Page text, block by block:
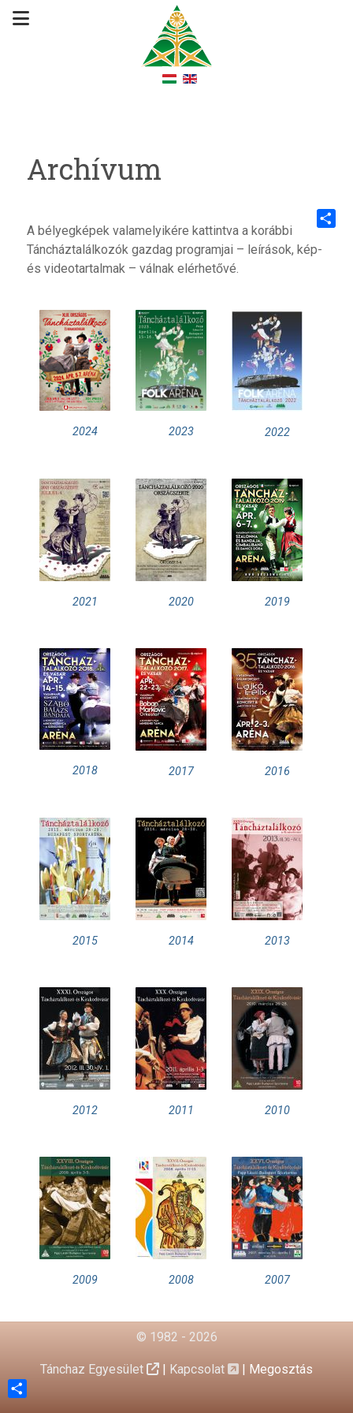
Archívum
A bélyegképek valamelyikére kattintva a korábbi
Táncháztalálkozók gazdag programjai – leírások, kép-
és videotartalmak – válnak elérhetővé.
2024 2023 2022
2021 2020 2019
2018 2017 2016
2015 2014 2013
2012 2011 2010
2009 2008 2007
© 1982 - 2026
Tánchaz Egyesület | Kapcsolat | Megosztás